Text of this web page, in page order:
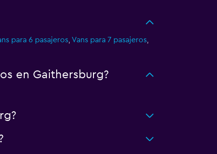
para 6 pasajeros, Vans para 7 pasajeros,
en Gaithersburg?